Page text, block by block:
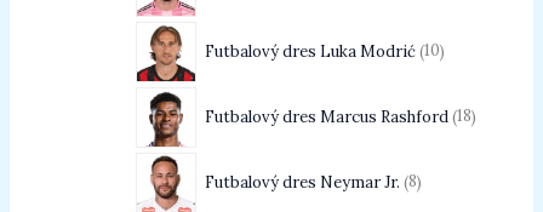
Futbalový dres Luka Modrić 10
Futbalový dres Marcus Rashford 18
Futbalový dres Neymar Jr. 8